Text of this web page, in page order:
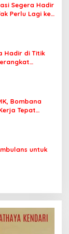
Segera Hadir
Perlu Lagi ke
Hadir di Titik
Bombana
Tepat
untuk